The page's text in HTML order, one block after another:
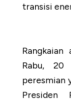
transisi
Rabu, 20
peresmian
Presiden